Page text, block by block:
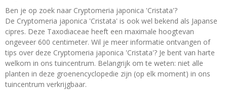
Ben je op zoek naar Cryptomeria japonica 'Cristata'?
De Cryptomeria japonica 'Cristata' is ook wel bekend als Japanse
cipres. Deze Taxodiaceae heeft een maximale hoogtevan
ongeveer 600 centimeter. Wil je meer informatie ontvangen of
tips over deze Cryptomeria japonica 'Cristata'? Je bent van harte
welkom in ons tuincentrum. Belangrijk om te weten: niet alle
planten in deze groenencyclopedie zijn (op elk moment) in ons
tuincentrum verkrijgbaar.